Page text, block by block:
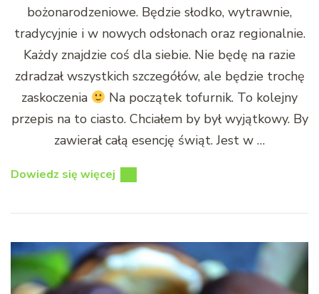
bożonarodzeniowe. Będzie słodko, wytrawnie,
tradycyjnie i w nowych odsłonach oraz regionalnie.
Każdy znajdzie coś dla siebie. Nie będę na razie
zdradzał wszystkich szczegółów, ale będzie trochę
zaskoczenia
Na początek tofurnik. To kolejny
przepis na to ciasto. Chciałem by był wyjątkowy. By
zawierał całą esencję świąt. Jest w …
Dowiedz się więcej